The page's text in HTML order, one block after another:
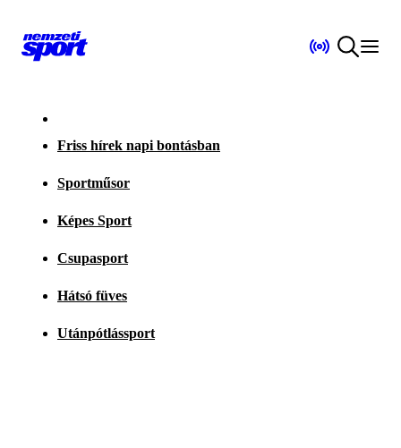
Friss hírek napi bontásban
Sportműsor
Képes Sport
Csupasport
Hátsó füves
Utánpótlássport